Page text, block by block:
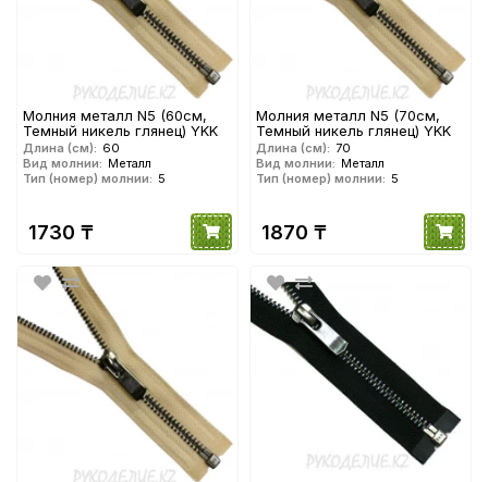
Молния металл N5 (60см,
Темный никель глянец) YKK
Длина (см): 60
Вид молнии: Металл
Тип (номер) молнии: 5
1730 ₸
Молния металл N5 (70см,
Темный никель глянец) YKK
Длина (см): 70
Вид молнии: Металл
Тип (номер) молнии: 5
1870 ₸